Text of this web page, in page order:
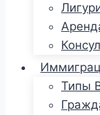
Типы